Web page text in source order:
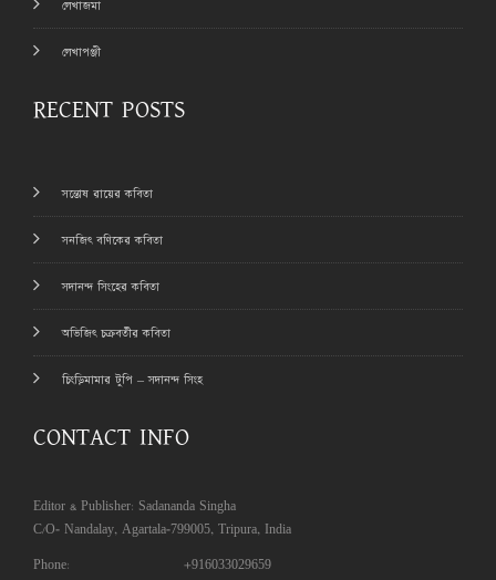
লেখাজমা
লেখাপঞ্জী
RECENT POSTS
সন্তোষ রায়ের কবিতা
সনজিৎ বণিকের কবিতা
সদানন্দ সিংহের কবিতা
অভিজিৎ চক্রবর্তীর কবিতা
চিংড়িমামার টুপি – সদানন্দ সিংহ
CONTACT INFO
Editor & Publisher: Sadananda Singha
C/O- Nandalay, Agartala-799005, Tripura, India
Phone: +916033029659